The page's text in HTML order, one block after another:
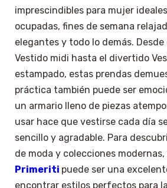
imprescindibles para mujer
ocupadas, fines de semana
elegantes y todo lo demás.
Vestido midi hasta el divertido
estampado, estas prendas
práctica también puede ser
un armario lleno de piezas
usar hace que vestirse cada día
sencillo y agradable. Para
de moda y colecciones
Primeriti puede ser una
encontrar estilos perfectos para